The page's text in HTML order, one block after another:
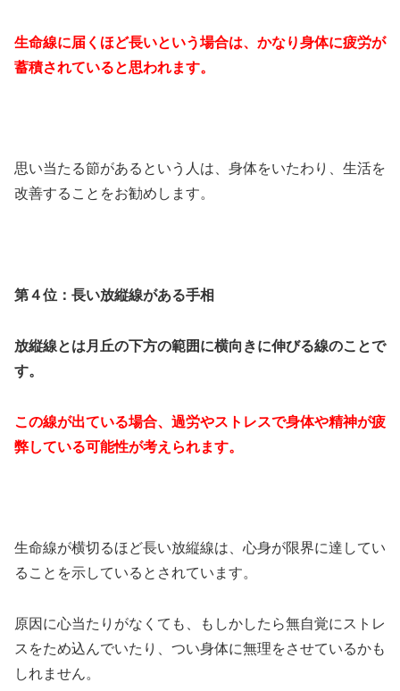
生命線に届くほど長いという場合は、かなり身体に疲労が
蓄積されていると思われます。
思い当たる節があるという人は、身体をいたわり、生活を
改善することをお勧めします。
第４位：長い放縦線がある手相
放縦線とは月丘の下方の範囲に横向きに伸びる線のことで
す。
この線が出ている場合、過労やストレスで身体や精神が疲
弊している可能性が考えられます。
生命線が横切るほど長い放縦線は、心身が限界に達してい
ることを示しているとされています。
原因に心当たりがなくても、もしかしたら無自覚にストレ
スをため込んでいたり、つい身体に無理をさせているかも
しれません。